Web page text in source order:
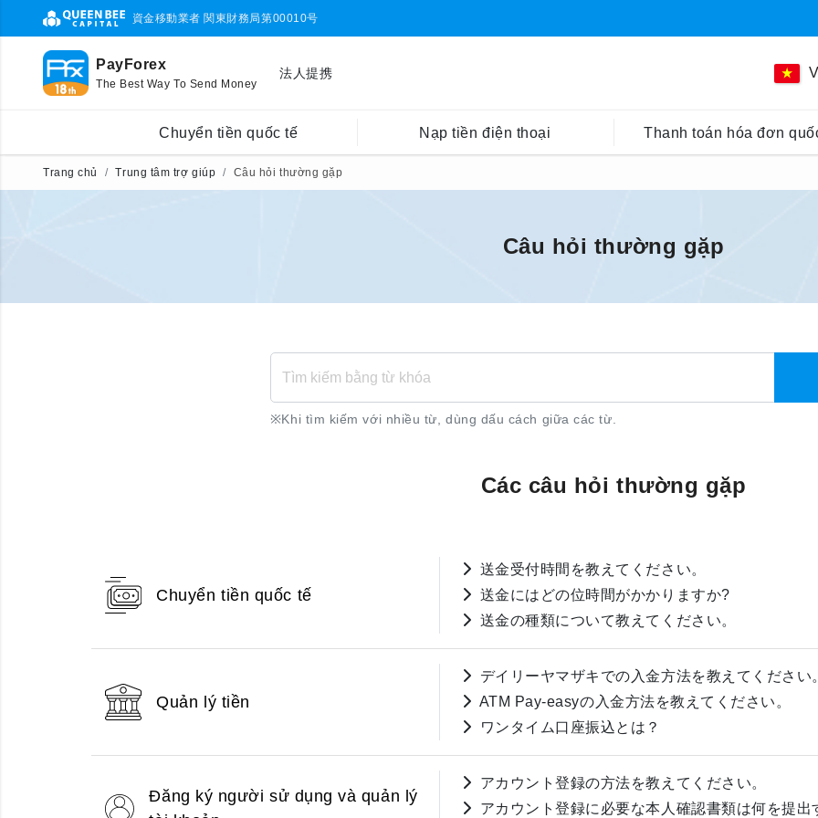
資金移動業者 関東財務局第00010号
PayForex
The Best Way To Send Money
法人提携 VI
Chuyển tiền quốc tế Nạp tiền điện thoại Thanh toán hóa đơn
Trang chủ Trung tâm trợ giúp Câu hỏi thường gặp
Câu hỏi thường gặp
※Khi tìm kiếm với nhiều từ, dùng dấu cách giữa các từ.
Các câu hỏi thường gặp
Chuyển tiền quốc tế
送金受付時間を教えてください。
送金にはどの位時間がかかりますか?
送金の種類について教えてください。
Quản lý tiền
デイリーヤマザキでの入金方法を教えてください
ATM Pay-easyの入金方法を教えてください。
ワンタイム口座振込とは？
Đăng ký người sử dụng và quản lý
アカウント登録の方法を教えてください。
アカウント登録に必要な本人確認書類は何を提出